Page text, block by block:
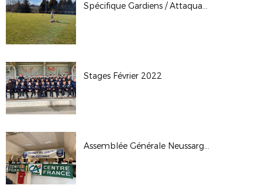
Spécifique Gardiens / Attaquants Février 2022
Stages Février 2022
Assemblée Générale Neussargues